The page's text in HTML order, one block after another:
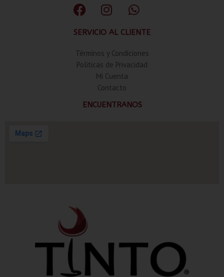
SERVICIO AL CLIENTE
Términos y Condiciones
Politicas de Privacidad
Mi Cuenta
Contacto
ENCUENTRANOS